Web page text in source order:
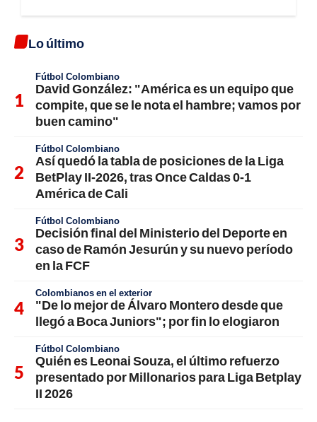
Lo último
Fútbol Colombiano
David González: "América es un equipo que
compite, que se le nota el hambre; vamos por
buen camino"
Fútbol Colombiano
Así quedó la tabla de posiciones de la Liga
BetPlay II-2026, tras Once Caldas 0-1
América de Cali
Fútbol Colombiano
Decisión final del Ministerio del Deporte en
caso de Ramón Jesurún y su nuevo período
en la FCF
Colombianos en el exterior
"De lo mejor de Álvaro Montero desde que
llegó a Boca Juniors"; por fin lo elogiaron
Fútbol Colombiano
Quién es Leonai Souza, el último refuerzo
presentado por Millonarios para Liga Betplay
II 2026